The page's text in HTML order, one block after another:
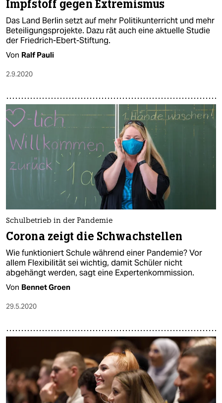
Impfstoff gegen Extremismus
Das Land Berlin setzt auf mehr Politikunterricht und mehr
Beteiligungsprojekte. Dazu rät auch eine aktuelle Studie
der Friedrich-Ebert-Stiftung.
Von Ralf Pauli
2.9.2020
Schulbetrieb in der Pandemie
Corona zeigt die Schwachstellen
Wie funktioniert Schule während einer Pandemie? Vor
allem Flexibilität sei wichtig, damit Schüler nicht
abgehängt werden, sagt eine Expertenkommission.
Von Bennet Groen
29.5.2020